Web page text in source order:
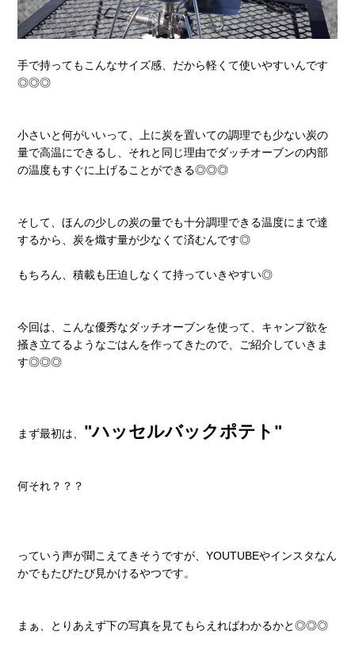
手で持ってもこんなサイズ感、だから軽くて使いやすいんです
◎◎◎
小さいと何がいいって、上に炭を置いての調理でも少ない炭の
量で高温にできるし、それと同じ理由でダッチオーブンの内部
の温度もすぐに上げることができる◎◎◎
そして、ほんの少しの炭の量でも十分調理できる温度にまで達
するから、炭を熾す量が少なくて済むんです◎
もちろん、積載も圧迫しなくて持っていきやすい◎
今回は、こんな優秀なダッチオーブンを使って、キャンプ欲を
掻き立てるようなごはんを作ってきたので、ご紹介していきま
す◎◎◎
まず最初は、 "ハッセルバックポテト"
何それ？？？
っていう声が聞こえてきそうですが、YOUTUBEやインスタなん
かでもたびたび見かけるやつです。
まぁ、とりあえず下の写真を見てもらえればわかるかと◎◎◎